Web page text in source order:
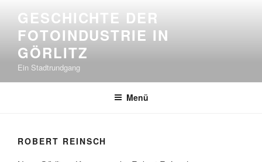
Inhalt
springen
GESCHICHTE DER
FOTOINDUSTRIE IN
GÖRLITZ
Ein Stadtrundgang
Menü
ROBERT REINSCH